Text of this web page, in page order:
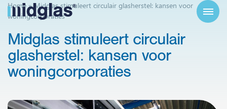
Home»Midglas stimuleert circulair glasherstel: kansen voor
woningcorporaties
Midglas stimuleert circulair
glasherstel: kansen voor
woningcorporaties